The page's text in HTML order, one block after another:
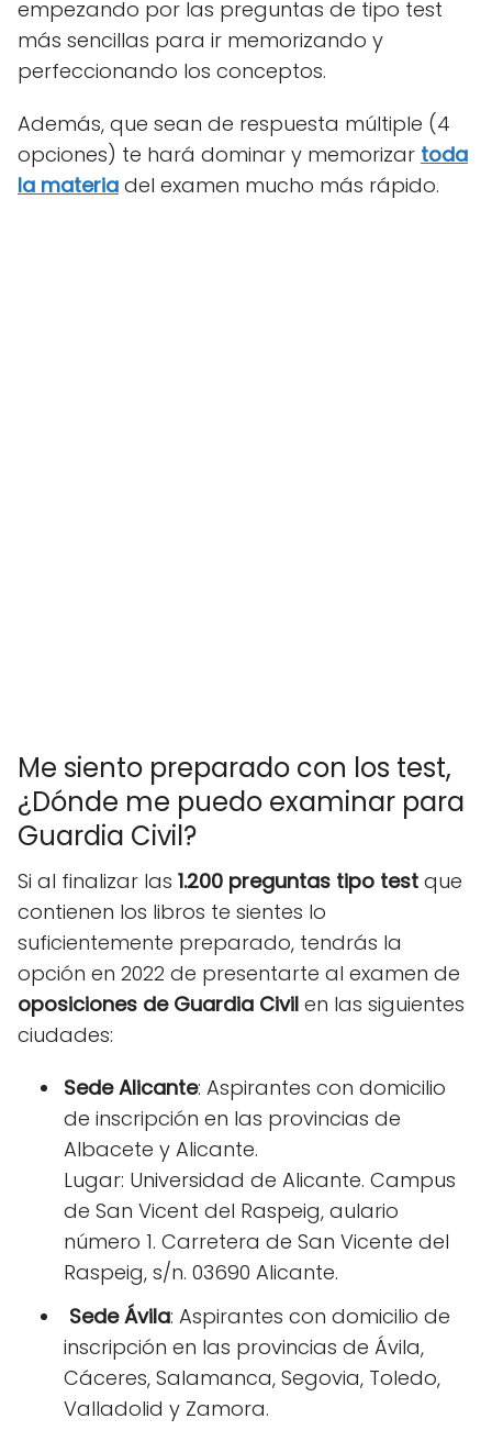
empezando por las preguntas de tipo test
más sencillas para ir memorizando y
perfeccionando los conceptos.
Además, que sean de respuesta múltiple (4
opciones) te hará dominar y memorizar toda
la materia del examen mucho más rápido.
Me siento preparado con los test,
¿Dónde me puedo examinar para
Guardia Civil?
Si al finalizar las 1.200 preguntas tipo test que
contienen los libros te sientes lo
suficientemente preparado, tendrás la
opción en 2022 de presentarte al examen de
oposiciones de Guardia Civil en las siguientes
ciudades:
Sede Alicante: Aspirantes con domicilio
de inscripción en las provincias de
Albacete y Alicante.
Lugar: Universidad de Alicante. Campus
de San Vicent del Raspeig, aulario
número 1. Carretera de San Vicente del
Raspeig, s/n. 03690 Alicante.
Sede Ávila: Aspirantes con domicilio de
inscripción en las provincias de Ávila,
Cáceres, Salamanca, Segovia, Toledo,
Valladolid y Zamora.